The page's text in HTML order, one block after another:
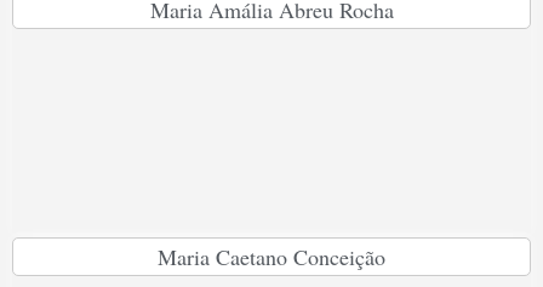
Maria Amália Abreu Rocha
Maria Caetano Conceição